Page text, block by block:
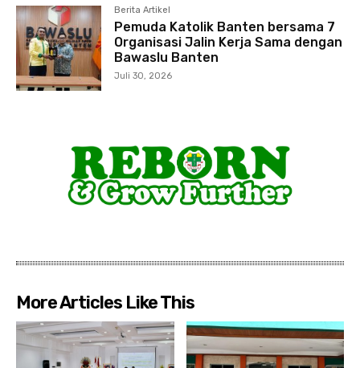
Berita Artikel
Pemuda Katolik Banten bersama 7
Organisasi Jalin Kerja Sama dengan
Bawaslu Banten
Juli 30, 2026
More Articles Like This